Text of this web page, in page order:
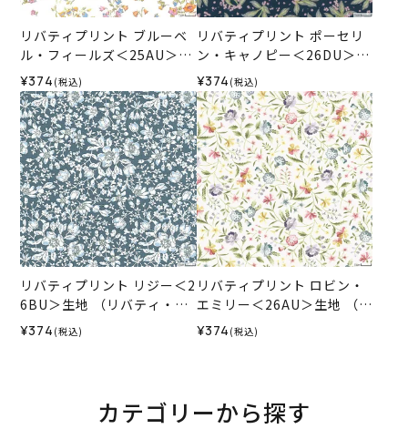
リバティプリント ブルーベ
ル・フィールズ＜25AU＞生
地 （リバティ・ファブリッ
クス）2025AW
¥374 (税込)
リバティプリント ポーセリ
ン・キャノピー＜26DU＞生
地 （リバティ・ファブリッ
クス）2026SS
¥374 (税込)
リバティプリント リジー＜2
6BU＞生地 （リバティ・フ
ァブリックス）2026SS
¥374 (税込)
リバティプリント ロビン・
エミリー＜26AU＞生地 （リ
バティ・ファブリックス）2
026SS
¥374 (税込)
カテゴリーから探す